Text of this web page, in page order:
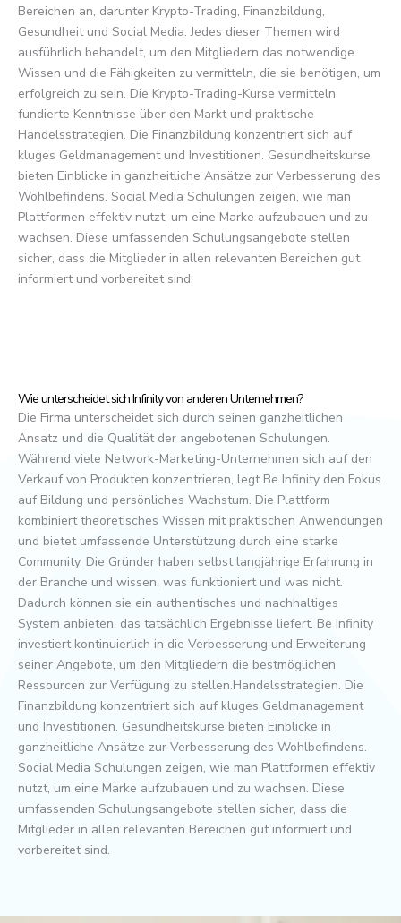
Bereichen an, darunter Krypto-Trading, Finanzbildung,
Gesundheit und Social Media. Jedes dieser Themen wird
ausführlich behandelt, um den Mitgliedern das notwendige
Wissen und die Fähigkeiten zu vermitteln, die sie benötigen, um
erfolgreich zu sein. Die Krypto-Trading-Kurse vermitteln
fundierte Kenntnisse über den Markt und praktische
Handelsstrategien. Die Finanzbildung konzentriert sich auf
kluges Geldmanagement und Investitionen. Gesundheitskurse
bieten Einblicke in ganzheitliche Ansätze zur Verbesserung des
Wohlbefindens. Social Media Schulungen zeigen, wie man
Plattformen effektiv nutzt, um eine Marke aufzubauen und zu
wachsen. Diese umfassenden Schulungsangebote stellen
sicher, dass die Mitglieder in allen relevanten Bereichen gut
informiert und vorbereitet sind.
Wie unterscheidet sich Infinity von anderen Unternehmen?
Die Firma unterscheidet sich durch seinen ganzheitlichen
Ansatz und die Qualität der angebotenen Schulungen.
Während viele Network-Marketing-Unternehmen sich auf den
Verkauf von Produkten konzentrieren, legt Be Infinity den Fokus
auf Bildung und persönliches Wachstum. Die Plattform
kombiniert theoretisches Wissen mit praktischen Anwendungen
und bietet umfassende Unterstützung durch eine starke
Community. Die Gründer haben selbst langjährige Erfahrung in
der Branche und wissen, was funktioniert und was nicht.
Dadurch können sie ein authentisches und nachhaltiges
System anbieten, das tatsächlich Ergebnisse liefert. Be Infinity
investiert kontinuierlich in die Verbesserung und Erweiterung
seiner Angebote, um den Mitgliedern die bestmöglichen
Ressourcen zur Verfügung zu stellen.Handelsstrategien. Die
Finanzbildung konzentriert sich auf kluges Geldmanagement
und Investitionen. Gesundheitskurse bieten Einblicke in
ganzheitliche Ansätze zur Verbesserung des Wohlbefindens.
Social Media Schulungen zeigen, wie man Plattformen effektiv
nutzt, um eine Marke aufzubauen und zu wachsen. Diese
umfassenden Schulungsangebote stellen sicher, dass die
Mitglieder in allen relevanten Bereichen gut informiert und
vorbereitet sind.